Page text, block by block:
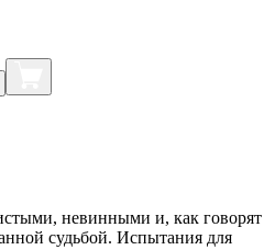
невинными и, как говорят
судьбой. Испытания для